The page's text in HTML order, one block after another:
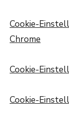
Cookie-
Chrome
Cookie-
Cookie-